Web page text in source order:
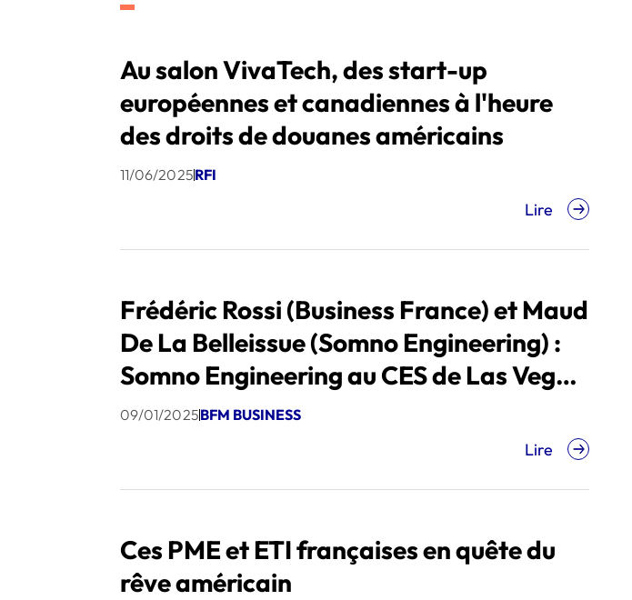
Au salon VivaTech, des start-up
européennes et canadiennes à l'heure
des droits de douanes américains
11/06/2025RFI
Lire
Frédéric Rossi (Business France) et Maud
De La Belleissue (Somno Engineering) :
Somno Engineering au CES de Las Vegas
- 08/01
09/01/2025BFM BUSINESS
Lire
Ces PME et ETI françaises en quête du
rêve américain